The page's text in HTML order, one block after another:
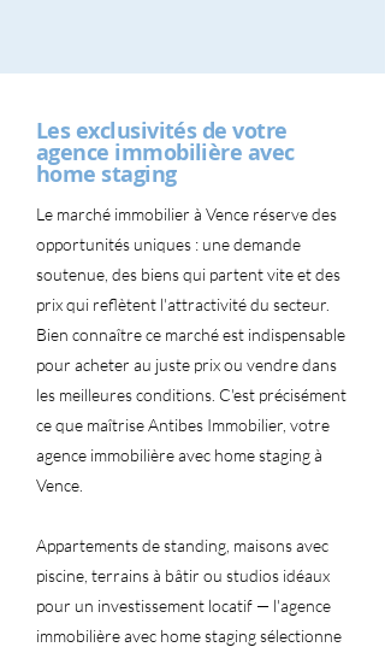
Les exclusivités de votre
agence immobilière avec
home staging
Le marché immobilier à Vence réserve des
opportunités uniques : une demande
soutenue, des biens qui partent vite et des
prix qui reflètent l'attractivité du secteur.
Bien connaître ce marché est indispensable
pour acheter au juste prix ou vendre dans
les meilleures conditions. C'est précisément
ce que maîtrise Antibes Immobilier, votre
agence immobilière avec home staging à
Vence.
Appartements de standing, maisons avec
piscine, terrains à bâtir ou studios idéaux
pour un investissement locatif — l'agence
immobilière avec home staging sélectionne